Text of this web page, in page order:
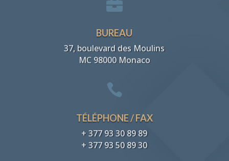

BUREAU
37, boulevard des Moulins
MC 98000 Monaco

TÉLÉPHONE / FAX
+ 377 93 30 89 89
+ 377 93 50 89 30